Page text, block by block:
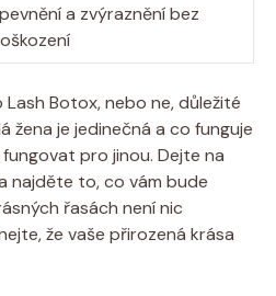
a zvýraznění bez
Botox, nebo ne, důležité
žena je jedinečná a co funguje
pro jinou. Dejte na
najděte to, co vám bude
řasách není nic
že vaše přirozená krása